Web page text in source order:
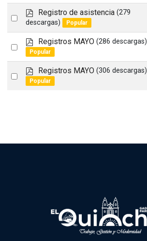
Select
an
item
p
d
f
Registro de asistencia (279
descargas)
Popular
Select
an
item
p
d
f
Registros MAYO (286 descargas)
Popular
Select
p
d
f
Registros MAYO (306 descargas)
Popular